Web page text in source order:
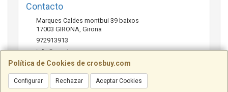
Política de Cookies de crosbuy.com
Configurar Rechazar Aceptar Cookies
Contacto
Marques Caldes montbui 39 baixos
17003 GIRONA Girona
972913913
info@crosbuy.com
Horario